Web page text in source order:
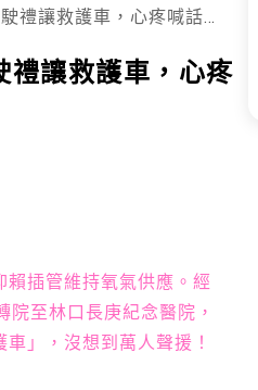
喊話「她是我失而復得的寶貝」
禮讓救護車，心疼
插管維持氧氣供應。經
至林口長庚紀念醫院，
」，沒想到萬人聲援！